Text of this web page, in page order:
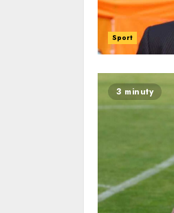
Sport
3 minuty